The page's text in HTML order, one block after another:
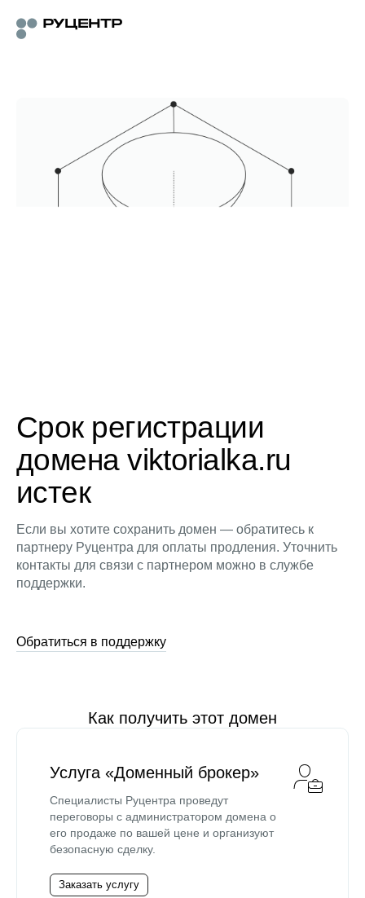
Срок регистрации
домена viktorialka.ru
истек
Если вы хотите сохранить домен — обратитесь к
партнеру Руцентра для оплаты продления. Уточнить
контакты для связи с партнером можно в службе
поддержки.
Обратиться в поддержку
Как получить этот домен
Услуга «Доменный брокер»
Специалисты Руцентра проведут
переговоры с администратором домена о
его продаже по вашей цене и организуют
безопасную сделку.
Заказать услугу